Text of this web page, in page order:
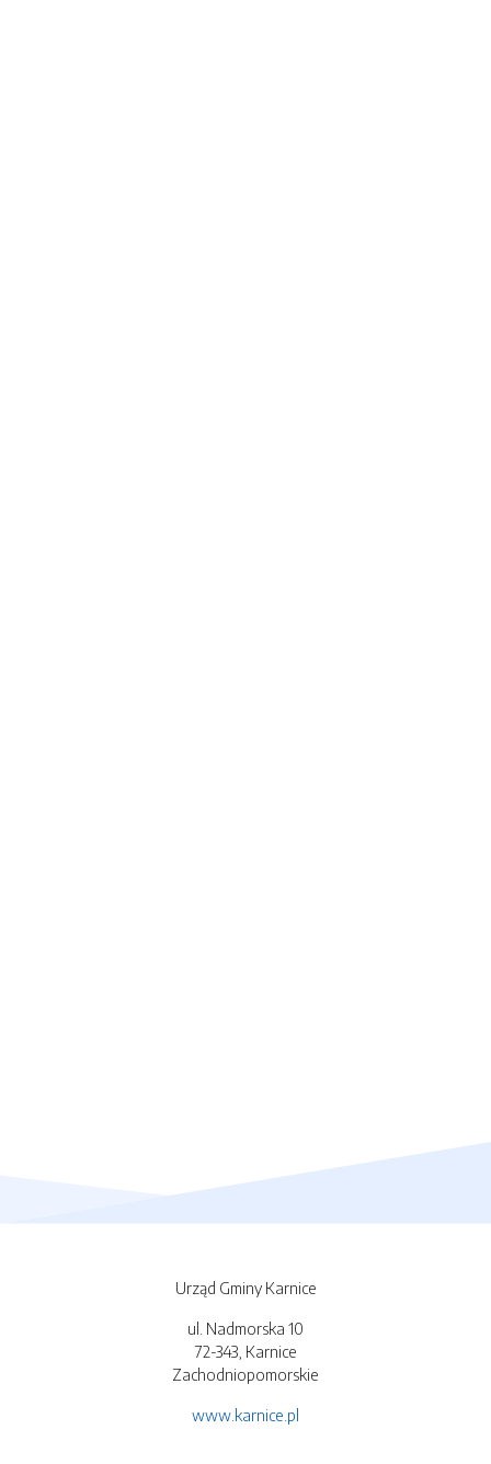
Urząd Gminy Karnice
ul. Nadmorska 10
72-343, Karnice
Zachodniopomorskie
www.karnice.pl